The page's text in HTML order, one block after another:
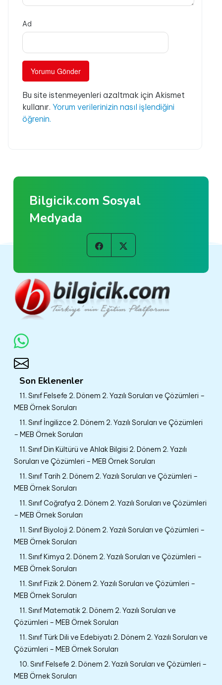
Ad
Bu site istenmeyenleri azaltmak için Akismet
kullanır. Yorum verilerinizin nasıl işlendiğini
öğrenin.
Bilgicik.com Sosyal
Medyada
Son Eklenenler
11. Sınıf Felsefe 2. Dönem 2. Yazılı Soruları ve Çözümleri –
MEB Örnek Soruları
11. Sınıf İngilizce 2. Dönem 2. Yazılı Soruları ve Çözümleri
– MEB Örnek Soruları
11. Sınıf Din Kültürü ve Ahlak Bilgisi 2. Dönem 2. Yazılı
Soruları ve Çözümleri – MEB Örnek Soruları
11. Sınıf Tarih 2. Dönem 2. Yazılı Soruları ve Çözümleri –
MEB Örnek Soruları
11. Sınıf Coğrafya 2. Dönem 2. Yazılı Soruları ve Çözümleri
– MEB Örnek Soruları
11. Sınıf Biyoloji 2. Dönem 2. Yazılı Soruları ve Çözümleri –
MEB Örnek Soruları
11. Sınıf Kimya 2. Dönem 2. Yazılı Soruları ve Çözümleri –
MEB Örnek Soruları
11. Sınıf Fizik 2. Dönem 2. Yazılı Soruları ve Çözümleri –
MEB Örnek Soruları
11. Sınıf Matematik 2. Dönem 2. Yazılı Soruları ve
Çözümleri – MEB Örnek Soruları
11. Sınıf Türk Dili ve Edebiyatı 2. Dönem 2. Yazılı Soruları ve
Çözümleri – MEB Örnek Soruları
10. Sınıf Felsefe 2. Dönem 2. Yazılı Soruları ve Çözümleri –
MEB Örnek Soruları